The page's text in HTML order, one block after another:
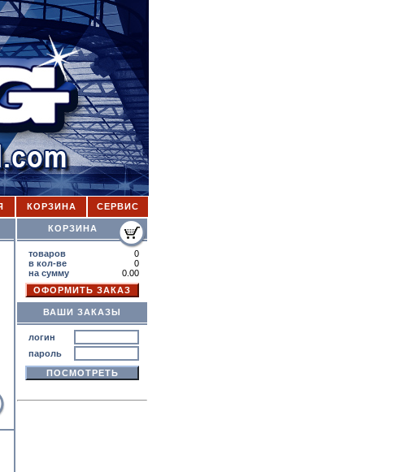
КОРЗИНА СЕРВИС
КОРЗИНА
товаров
0
в кол-ве
0
на сумму
0.00
ВАШИ ЗАКАЗЫ
логин
пароль